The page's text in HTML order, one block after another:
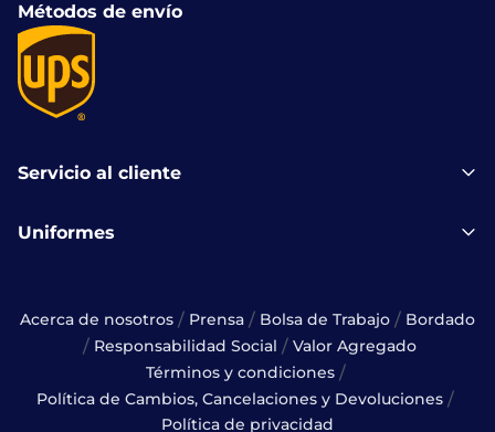
Métodos de envío
Servicio al cliente
Uniformes
Acerca de nosotros / Prensa / Bolsa de Trabajo / Bordado
/ Responsabilidad Social / Valor Agregado
Términos y condiciones /
Política de Cambios, Cancelaciones y Devoluciones /
Política de privacidad